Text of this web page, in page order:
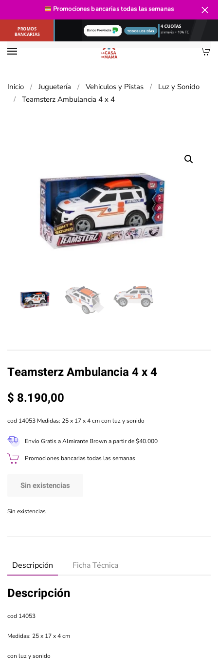
Ir al contenido principal
Inicio Juguetería Vehiculos y Pistas
Luz y Sonido
Teamsterz Ambulancia 4 x 4
Teamsterz Ambulancia 4 x 4
$ 8.190,00
cod 14053 Medidas: 25 x 17 x 4 cm con luz y sonido
Envío Gratis a Almirante Brown a partir de $40.000
Promociones bancarias todas las semanas
Sin existencias
Sin existencias
Descripción Ficha Técnica
Descripción
cod 14053
Medidas: 25 x 17 x 4 cm
con luz y sonido
Promociones bancariastodas las semanas